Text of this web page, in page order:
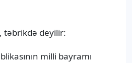
təbrikdə deyilir:
milli bayramı